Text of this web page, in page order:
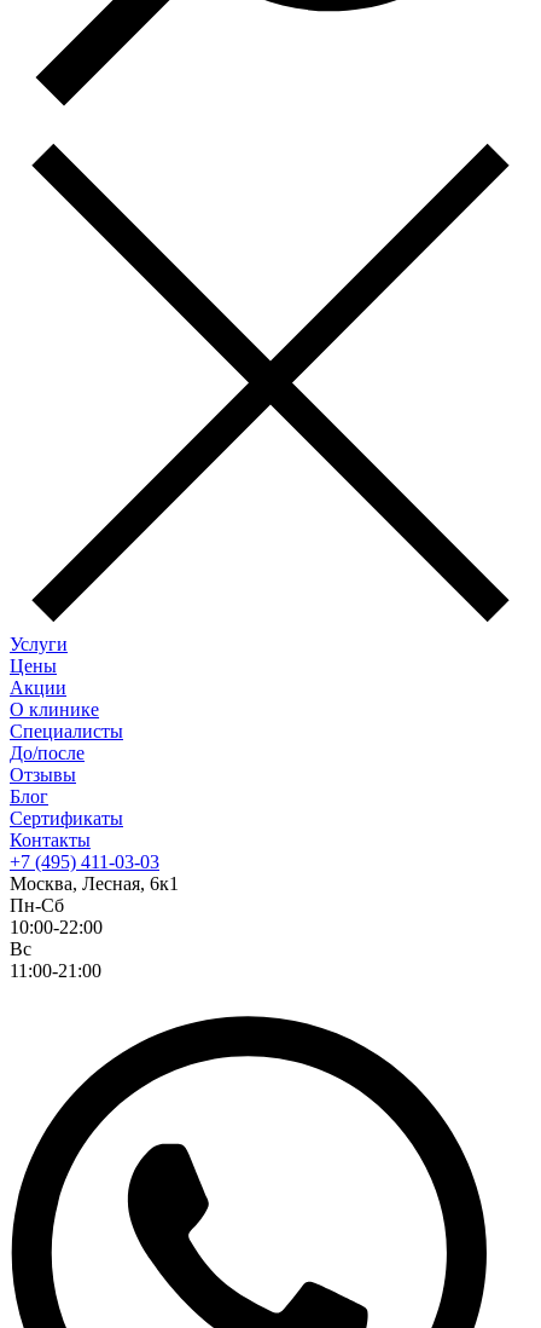
Услуги
Цены
Акции
О клинике
Специалисты
До/после
Отзывы
Блог
Сертификаты
Контакты
+7 (495) 411-03-03
Москва, Лесная, 6к1
Пн-Сб
10:00-22:00
Вс
11:00-21:00